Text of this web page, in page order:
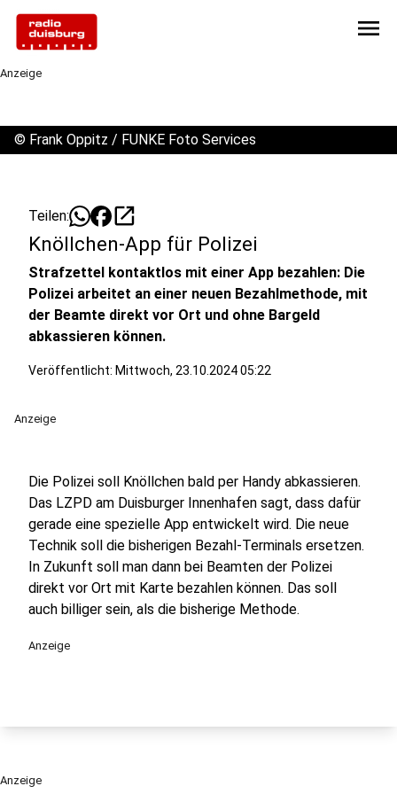
menu
Anzeige
© Frank Oppitz / FUNKE Foto Services
Teilen: open_in_new
Knöllchen-App für Polizei
Strafzettel kontaktlos mit einer App bezahlen: Die
Polizei arbeitet an einer neuen Bezahlmethode, mit
der Beamte direkt vor Ort und ohne Bargeld
abkassieren können.
Veröffentlicht: Mittwoch, 23.10.2024 05:22
Anzeige
Die Polizei soll Knöllchen bald per Handy abkassieren.
Das LZPD am Duisburger Innenhafen sagt, dass dafür
gerade eine spezielle App entwickelt wird. Die neue
Technik soll die bisherigen Bezahl-Terminals ersetzen.
In Zukunft soll man dann bei Beamten der Polizei
direkt vor Ort mit Karte bezahlen können. Das soll
auch billiger sein, als die bisherige Methode.
Anzeige
Anzeige